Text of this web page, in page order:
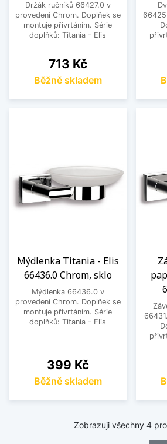
Držák ručníků 66427.0 v
provedení Chrom. Doplňek se
montuje přivrtáním. Série
doplňků: Titania - Elis
Cena
713 Kč
Běžně skladem
Mýdlenka Titania - Elis
66436.0 Chrom, sklo
Mýdlenka 66436.0 v
provedení Chrom. Doplňek se
montuje přivrtáním. Série
doplňků: Titania - Elis
Cena
399 Kč
Běžně skladem
Zobrazuji všechny 4